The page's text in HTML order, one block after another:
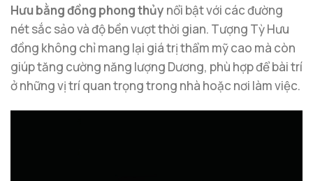
Hưu bằng đồng phong thủy nổi bật với các đường
nét sắc sảo và độ bền vượt thời gian. Tượng Tỳ Hưu
đồng không chỉ mang lại giá trị thẩm mỹ cao mà còn
giúp tăng cường năng lượng Dương, phù hợp để bài trí
ở những vị trí quan trọng trong nhà hoặc nơi làm việc.